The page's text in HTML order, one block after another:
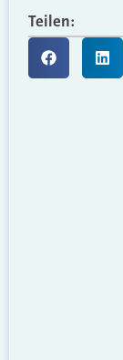
Teilen: